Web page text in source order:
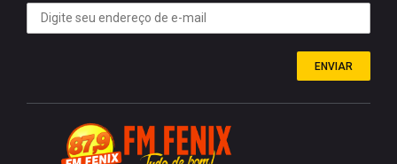
ENVIAR